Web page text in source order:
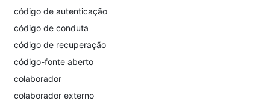
código de autenticação
código de conduta
código de recuperação
código-fonte aberto
colaborador
colaborador externo